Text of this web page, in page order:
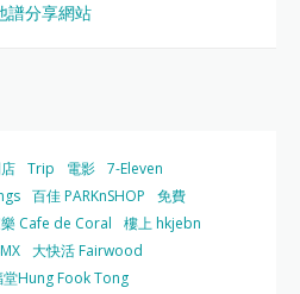
譜分享網站
Trip 電影 7-Eleven
百佳 PARKnSHOP
免費
Cafe de Coral
樓上 hkjebn
大快活 Fairwood
堂Hung Fook Tong